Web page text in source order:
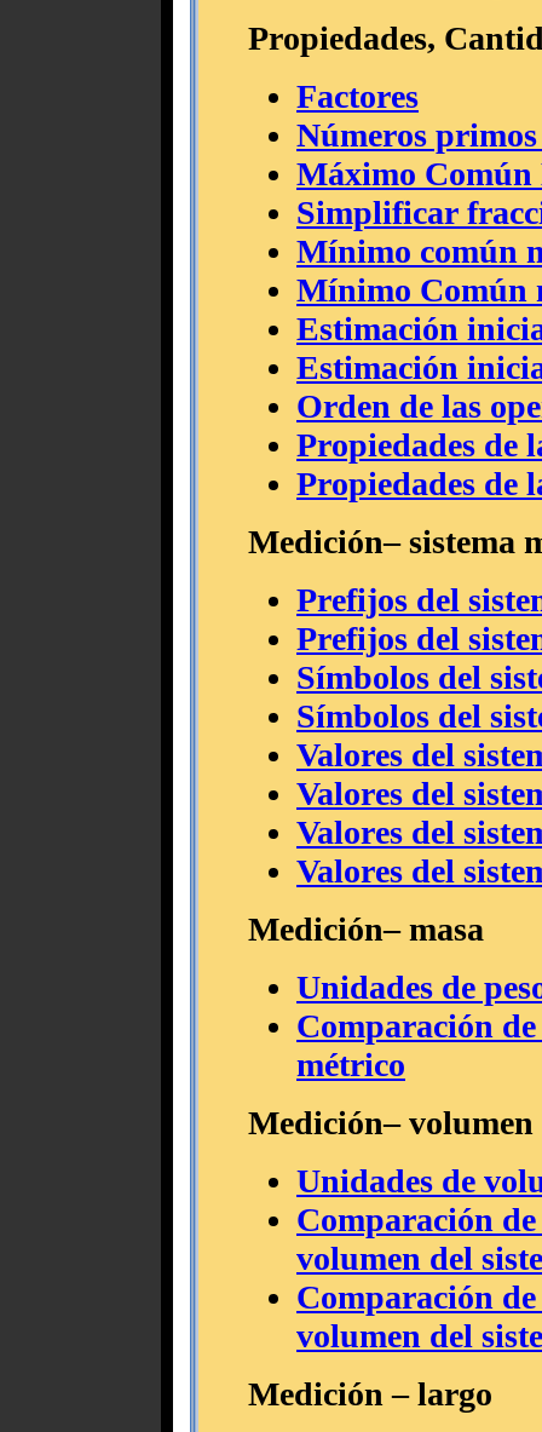
Propiedades,
Factores
Números
Máximo
Simplificar
Mínimo común
Mínimo Común
Estimación
Estimación
Orden de las
Propiedades de
Propiedades de
Medición– sistema
Prefijos del
Prefijos del
Símbolos del
Símbolos del
Valores del
Valores del
Valores del
Valores del
Medición– masa
Unidades de
Comparación de
métrico
Medición– volumen
Unidades de
Comparación
volumen del
Comparación
volumen del
Medición – largo